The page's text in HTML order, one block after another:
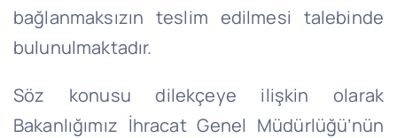
bağlanmaksızın teslim edilmesi talebinde
bulunulmaktadır.
Söz konusu dilekçeye ilişkin olarak
Bakanlığımız İhracat Genel Müdürlüğü’nün